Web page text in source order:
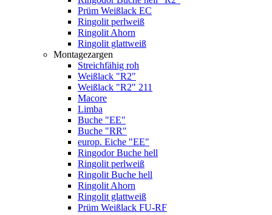
Prüm Weißlack EC
Ringolit perlweiß
Ringolit Ahorn
Ringolit glattweiß
Montagezargen
Streichfähig roh
Weißlack "R2"
Weißlack "R2" 211
Macore
Limba
Buche "EE"
Buche "RR"
europ. Eiche "EE"
Ringodor Buche hell
Ringolit perlweiß
Ringolit Buche hell
Ringolit Ahorn
Ringolit glattweiß
Prüm Weißlack FU-RF